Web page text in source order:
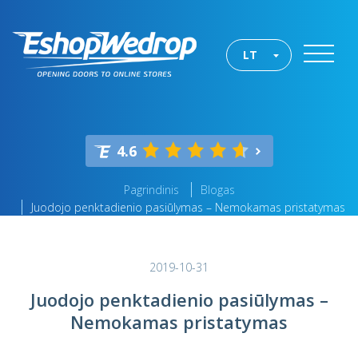
LT
4.6
Pagrindinis
Blogas
Juodojo penktadienio pasiūlymas – Nemokamas pristatymas
2019-10-31
Juodojo penktadienio pasiūlymas –
Nemokamas pristatymas